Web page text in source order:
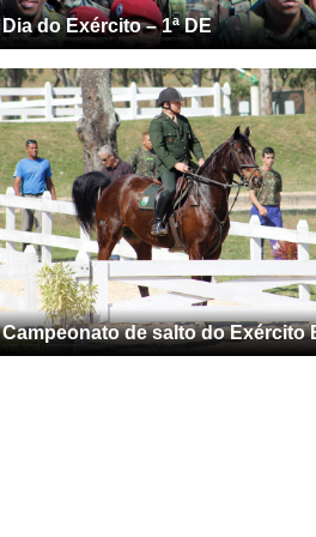
Dia do Exército – 1ª DE
Campeonato de salto do Exército